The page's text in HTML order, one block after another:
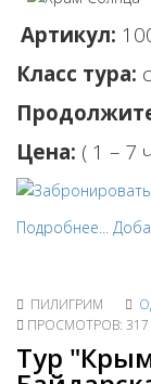
Артикул:
Класс тура:
Цена: ( 1 – 7
Подробнее...
ПИЛИГРИМ
ПРОСМОТРОВ: 317
Тур